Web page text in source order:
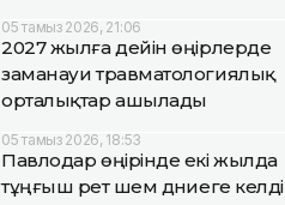
05 тамыз 2026, 21:06
2027 жылға дейін өңірлерде
заманауи травматологиялық
орталықтар ашылады
05 тамыз 2026, 18:53
Павлодар өңірінде екі жылда
тұңғыш рет үшем дүниеге келді